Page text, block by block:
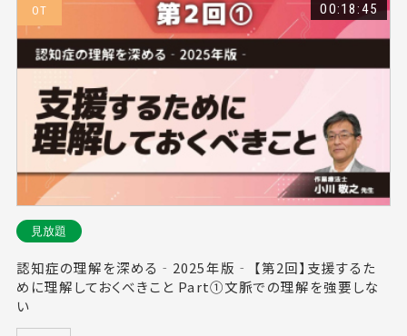
OT 00:18:45
見放題
認知症の理解を深める‐2025年版‐ 【第2回】支援するた
めに理解しておくべきこと Part①文脈での理解を強要しな
い